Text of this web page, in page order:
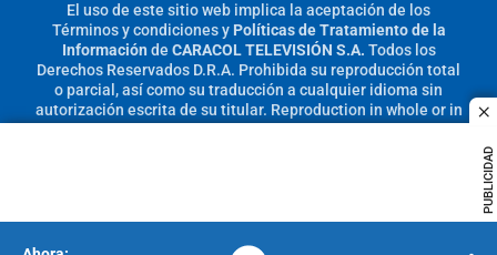
PUBLICIDAD
El uso de este sitio web implica la aceptación de los
Términos y condicionesy Políticas de Tratamiento de la
Información de CARACOL TELEVISIÓN S.A. Todos los
Derechos Reservados D.R.A. Prohibida su reproducción total
o parcial, así como su traducción a cualquier idioma sin
autorización escrita de su titular. Reproduction in whole or in